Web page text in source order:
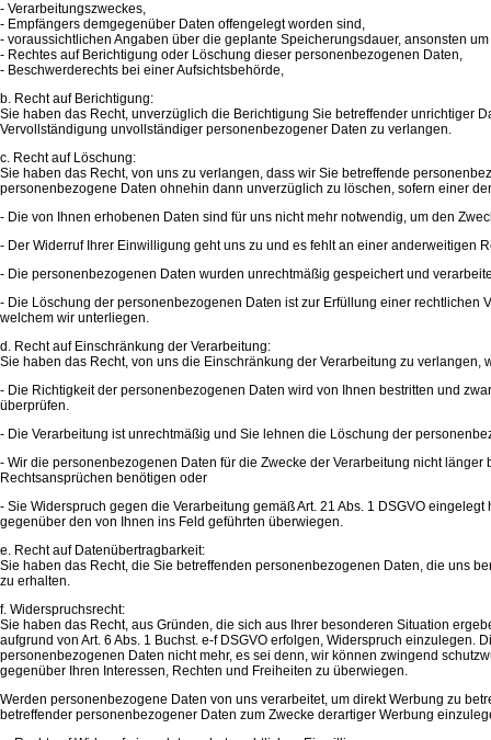
- Verarbeitungszweckes,
- Empfängers demgegenüber Daten offengelegt worden sind,
- voraussichtlichen Angaben über die geplante Speicherungsdauer, ansonsten
- Rechtes auf Berichtigung oder Löschung dieser personenbezogenen Daten,
- Beschwerderechts bei einer Aufsichtsbehörde,
b. Recht auf Berichtigung:
Sie haben das Recht, unverzüglich die Berichtigung Sie betreffender unrichtiger
Vervollständigung unvollständiger personenbezogener Daten zu verlangen.
c. Recht auf Löschung:
Sie haben das Recht, von uns zu verlangen, dass wir Sie betreffende
personenbezogene Daten ohnehin dann unverzüglich zu löschen, sofern einer
- Die von Ihnen erhobenen Daten sind für uns nicht mehr notwendig, um den
- Der Widerruf Ihrer Einwilligung geht uns zu und es fehlt an einer anderweitigen
- Die personenbezogenen Daten wurden unrechtmäßig gespeichert und
- Die Löschung der personenbezogenen Daten ist zur Erfüllung einer
welchem wir unterliegen.
d. Recht auf Einschränkung der Verarbeitung:
Sie haben das Recht, von uns die Einschränkung der Verarbeitung zu verlangen,
- Die Richtigkeit der personenbezogenen Daten wird von Ihnen bestritten und
überprüfen.
- Die Verarbeitung ist unrechtmäßig und Sie lehnen die Löschung der
- Wir die personenbezogenen Daten für die Zwecke der Verarbeitung nicht
Rechtsansprüchen benötigen oder
- Sie Widerspruch gegen die Verarbeitung gemäß Art. 21 Abs. 1 DSGVO
gegenüber den von Ihnen ins Feld geführten überwiegen.
e. Recht auf Datenübertragbarkeit:
Sie haben das Recht, die Sie betreffenden personenbezogenen Daten, die uns
zu erhalten.
f. Widerspruchsrecht:
Sie haben das Recht, aus Gründen, die sich aus Ihrer besonderen Situation
aufgrund von Art. 6 Abs. 1 Buchst. e-f DSGVO erfolgen, Widerspruch
personenbezogenen Daten nicht mehr, es sei denn, wir können zwingend
gegenüber Ihren Interessen, Rechten und Freiheiten zu überwiegen.
Werden personenbezogene Daten von uns verarbeitet, um direkt Werbung zu
betreffender personenbezogener Daten zum Zwecke derartiger Werbung